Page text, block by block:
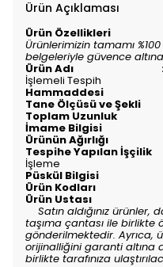
Ürün Açıklaması
Ürün Özellikleri
Ürünlerimizin tamamı
belgeleriyle güvence altına
Ürün Adı
İşlemeli Tespih
Tane Ölçüsü ve
Toplam
İmame Bilgisi
Ürünün
Tespihe Yapılan
İşleme
Püskül Bilgisi
Ürün Kodları
Ürün Ustası :
Satın aldığınız ürünler,
taşıma çantası ile birlikte
gönderilmektedir. Ayrıca,
orijinalliğini garanti altına
birlikte tarafınıza